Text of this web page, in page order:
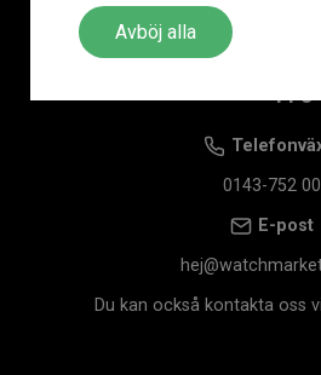
Avböj alla
0143-752 00
E-post
Du kan också kontakta oss